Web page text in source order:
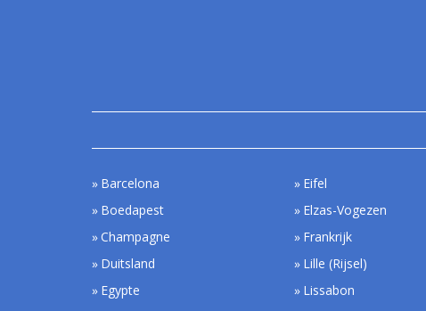
Barcelona
Boedapest
Champagne
Duitsland
Egypte
Eifel
Elzas-Vogezen
Frankrijk
Lille (Rijsel)
Lissabon